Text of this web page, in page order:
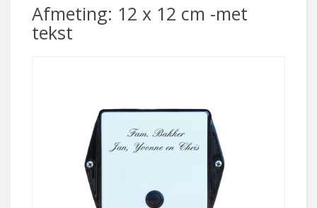
Afmeting: 12 x 12 cm -met
tekst